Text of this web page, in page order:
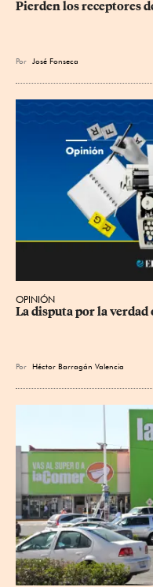
Pierden los receptores
Por José Fonseca
OPINIÓN
La disputa por la verdad
Por Héctor Barragán Valencia